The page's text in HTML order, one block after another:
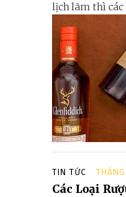
lịch lãm thì các
TIN TỨC
Các Loại